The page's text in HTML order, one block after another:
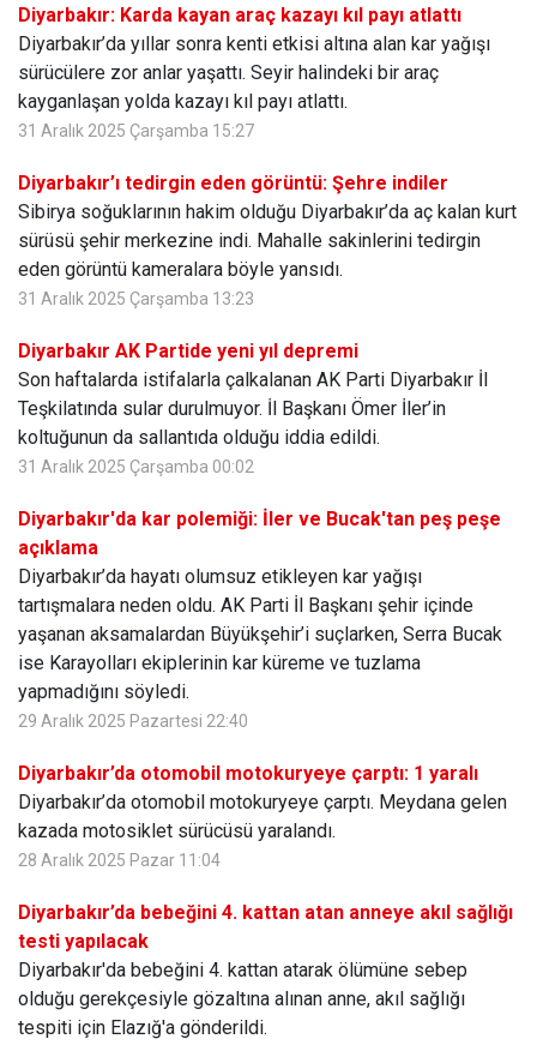
Diyarbakır: Karda kayan araç kazayı kıl payı atlattı
Diyarbakır’da yıllar sonra kenti etkisi altına alan kar yağışı
sürücülere zor anlar yaşattı. Seyir halindeki bir araç
kayganlaşan yolda kazayı kıl payı atlattı.
31 Aralık 2025 Çarşamba 15:27
Diyarbakır’ı tedirgin eden görüntü: Şehre indiler
Sibirya soğuklarının hakim olduğu Diyarbakır’da aç kalan kurt
sürüsü şehir merkezine indi. Mahalle sakinlerini tedirgin
eden görüntü kameralara böyle yansıdı.
31 Aralık 2025 Çarşamba 13:23
Diyarbakır AK Partide yeni yıl depremi
Son haftalarda istifalarla çalkalanan AK Parti Diyarbakır İl
Teşkilatında sular durulmuyor. İl Başkanı Ömer İler’in
koltuğunun da sallantıda olduğu iddia edildi.
31 Aralık 2025 Çarşamba 00:02
Diyarbakır'da kar polemiği: İler ve Bucak'tan peş peşe
açıklama
Diyarbakır’da hayatı olumsuz etikleyen kar yağışı
tartışmalara neden oldu. AK Parti İl Başkanı şehir içinde
yaşanan aksamalardan Büyükşehir’i suçlarken, Serra Bucak
ise Karayolları ekiplerinin kar küreme ve tuzlama
yapmadığını söyledi.
29 Aralık 2025 Pazartesi 22:40
Diyarbakır’da otomobil motokuryeye çarptı: 1 yaralı
Diyarbakır’da otomobil motokuryeye çarptı. Meydana gelen
kazada motosiklet sürücüsü yaralandı.
28 Aralık 2025 Pazar 11:04
Diyarbakır’da bebeğini 4. kattan atan anneye akıl sağlığı
testi yapılacak
Diyarbakır'da bebeğini 4. kattan atarak ölümüne sebep
olduğu gerekçesiyle gözaltına alınan anne, akıl sağlığı
tespiti için Elazığ'a gönderildi.